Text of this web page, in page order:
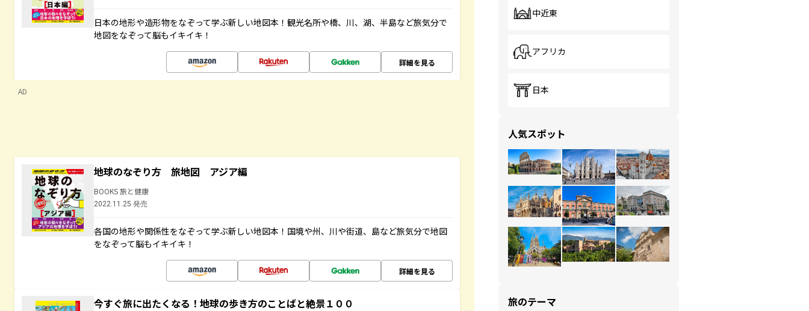
日本の地形や造形物をなぞって学ぶ新しい地図本！観光名所や橋、川、湖、半島など旅気分で
地図をなぞって脳もイキイキ！
詳細を見る
AD
地球のなぞり方 旅地図 アジア編
BOOKS 旅と健康
2022.11.25 発売
各国の地形や関係性をなぞって学ぶ新しい地図本！国境や州、川や街道、島など旅気分で地図
をなぞって脳もイキイキ！
詳細を見る
今すぐ旅に出たくなる！地球の歩き方のことばと絶景１００
中近東
アフリカ
日本
人気スポット
旅のテーマ